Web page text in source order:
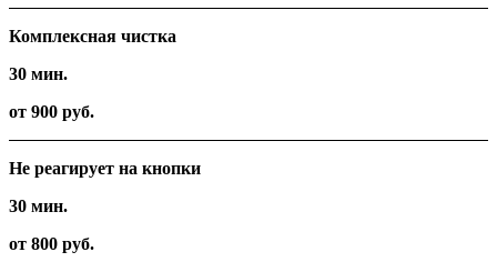
Комплексная чистка
30 мин.
от 900 руб.
Не реагирует на кнопки
30 мин.
от 800 руб.